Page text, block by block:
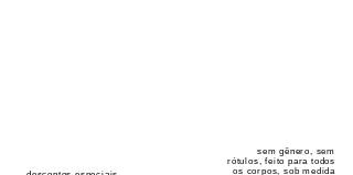
sem gênero, sem
rótulos, feito para todos
os corpos, sob medida